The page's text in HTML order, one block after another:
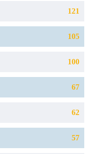
121
105
100
67
62
57